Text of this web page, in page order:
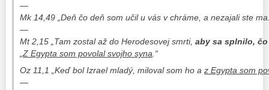
—
Mk 14,49 „Deň čo deň som učil u vás v chráme, a nezajali ste
—
Mt 2,15 „Tam zostal až do Herodesovej smrti, aby sa splnilo,
„Z Egypta som povolal svojho syna.“
Oz 11,1 „Keď bol Izrael mladý, miloval som ho a z Egypta som
—